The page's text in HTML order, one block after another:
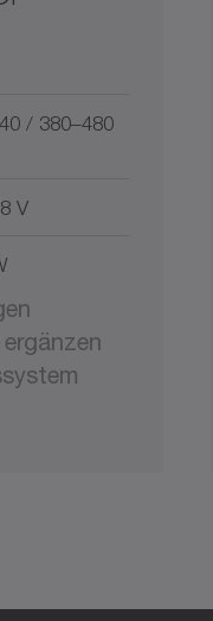
/ 380–480
V